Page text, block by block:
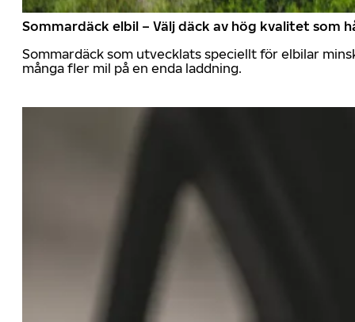
Sommardäck elbil – Välj däck av hög kvalitet som
Sommardäck som utvecklats speciellt för elbilar
många fler mil på en enda laddning.